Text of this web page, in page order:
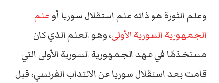
وعلم الثورة هو ذاته علم استقلال سوريا أوعلم
الجمهورية السورية الأولى، وهو العلم الذي كان
مستخدَمًا في عهد الجمهورية السورية الأولى التي
قامت بعد استقلال سوريا عن الانتداب الفرنسي، قبل